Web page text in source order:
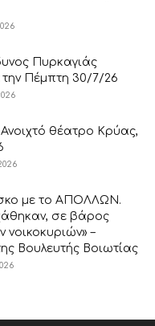
Πυρκαγιάς
την Πέμπτη 30/7/26
Ανοιχτό θέατρο Κρύας,
με το ΑΠΟΛΛΩΝ.
σε βάρος
–
Βουλευτής Βοιωτίας